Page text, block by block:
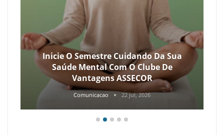
Inicie O Semestre Cuidando Da Sua
Saúde Mental Com O Clube De
Vantagens ASSECOR
Comunicacao 22 jul, 2026